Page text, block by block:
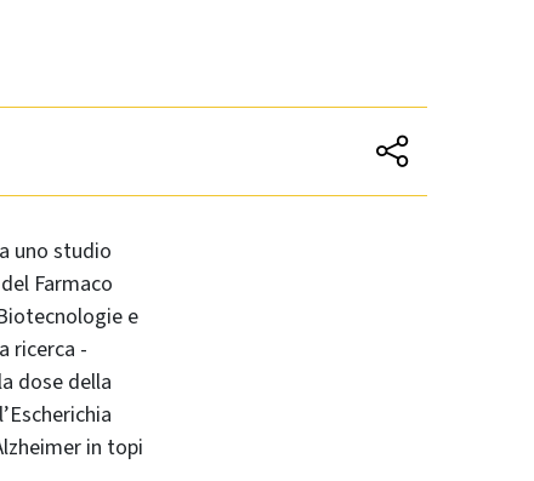
uno studio
Farmaco
e
ricerca -
dose della
in topi